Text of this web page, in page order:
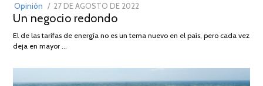
Opinión
POSTED
ON
27 DE AGOSTO DE 2022
DE
Un negocio redondo
El de las tarifas de energía no es un tema nuevo en el país, pero cada vez
deja en mayor …